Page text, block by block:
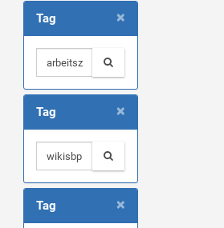
×
Tag
×
Tag
×
Tag